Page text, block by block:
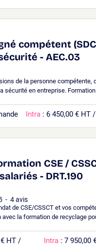
compétent
- AEC.03
de la personne compétente,
sécurité en entreprise.
Intra : 6 450,00 € HT
CSE /
- DRT.190
- 4avis
de CSE/CSSCT et vos
avec la formation de recyclage
HT /
Intra : 7 950,00